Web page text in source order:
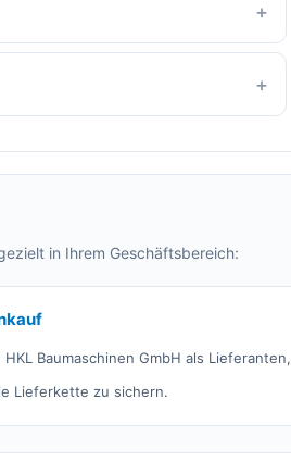
in Ihrem Geschäftsbereich:
HKL Baumaschinen GmbH als Lieferanten,
Lieferkette zu sichern.